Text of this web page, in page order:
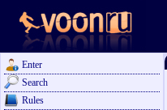
Enter
Search
Rules